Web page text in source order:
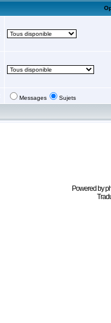
Messages Sujets
Powered by